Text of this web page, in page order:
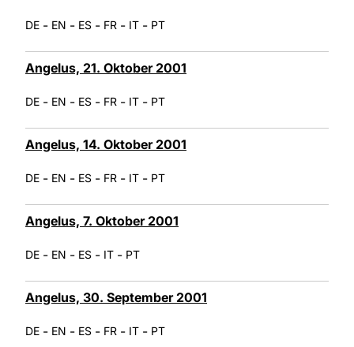
DE - EN - ES - FR - IT - PT
Angelus, 21. Oktober 2001
DE - EN - ES - FR - IT - PT
Angelus, 14. Oktober 2001
DE - EN - ES - FR - IT - PT
Angelus, 7. Oktober 2001
DE - EN - ES - IT - PT
Angelus, 30. September 2001
DE - EN - ES - FR - IT - PT